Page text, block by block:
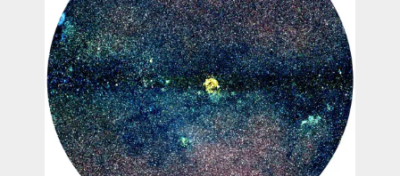
Prof. Dr. Sami K. Solanki
Direktor
Max-Planck-Institut für Sonnensystemforschung, Göttingen
+49 551 384979-325
Solanki@...
Magnetfeld der Sonne im Ausnahmezustand
11. JUNI 2025
Erster Blick einer Raumsonde auf den Südpol der Sonne zeigt, wie
sich das Sonnenmagnetfeld umpolt, während sie sich im
Aktivitätsmaximum befindet